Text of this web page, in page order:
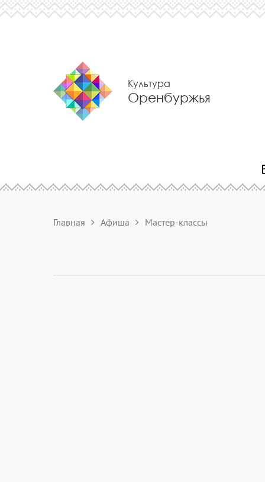
Культура
Оренбуржья
Главная Афиша Мастер-классы